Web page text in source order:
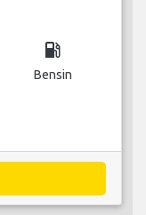
local_gas_station
Bensin